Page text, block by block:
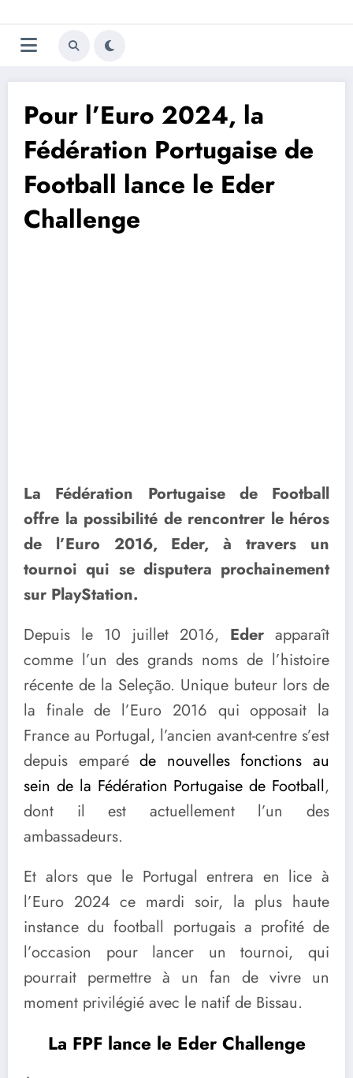
au
contenu
Trivela
L'actualité du football
Pour l’Euro 2024, la
Fédération Portugaise de
Football lance le Eder
Challenge
La Fédération Portugaise de Football
offre la possibilité de rencontrer le héros
de l’Euro 2016, Eder, à travers un
tournoi qui se disputera prochainement
sur PlayStation.
Depuis le 10 juillet 2016, Ederapparaît
comme l’un des grands noms de l’histoire
récente de la Seleção. Unique buteur lors de
la finale de l’Euro 2016 qui opposait la
France au Portugal, l’ancien avant-centre s’est
depuis emparéde nouvelles fonctions au
sein de la Fédération Portugaise de Football,
dont il est actuellement l’un des
ambassadeurs.
Et alors que le Portugal entrera en lice à
l’Euro 2024 ce mardi soir, la plus haute
instance du football portugais a profité de
l’occasion pour lancer un tournoi, qui
pourrait permettre à un fan de vivre un
moment privilégié avec le natif de Bissau.
La FPF lance le Eder Challenge